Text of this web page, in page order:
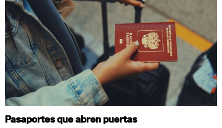
Pasaportes que abren puertas